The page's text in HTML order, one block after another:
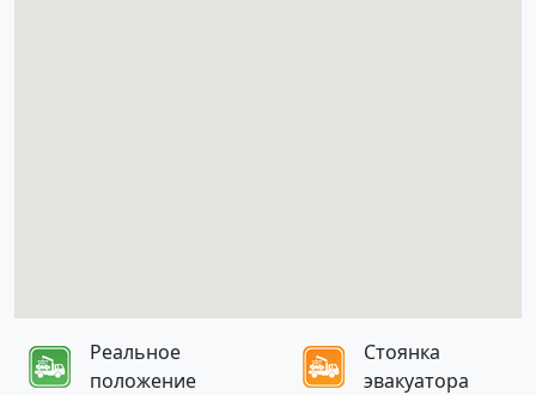
Реальное
положение
Стоянка
эвакуатора